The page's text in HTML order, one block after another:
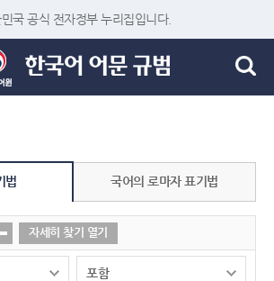
국 공식 전자정부 누리집입니다.
법 국어의 로마자 표기법
자세히 찾기 열기